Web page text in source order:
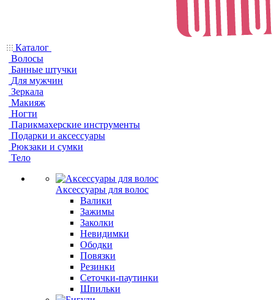
Каталог
Волосы
Банные штучки
Для мужчин
Зеркала
Макияж
Ногти
Парикмахерские инструменты
Подарки и аксессуары
Рюкзаки и сумки
Тело
Аксессуары для волос
Валики
Зажимы
Заколки
Невидимки
Ободки
Повязки
Резинки
Сеточки-паутинки
Шпильки